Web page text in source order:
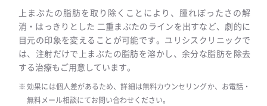
上まぶたの脂肪を取り除くことにより、腫れぼったさの解
消・はっきりとした 二重まぶたのラインを出すなど、劇的に
目元の印象を変えることが可能です。ユリシスクリニックで
は、注射だけで上まぶたの脂肪を溶かし、余分な脂肪を除去
する治療もご用意しています。
効果には個人差があるため、詳細は無料カウンセリングか、お電話・
無料メール相談にてお問い合わせください。